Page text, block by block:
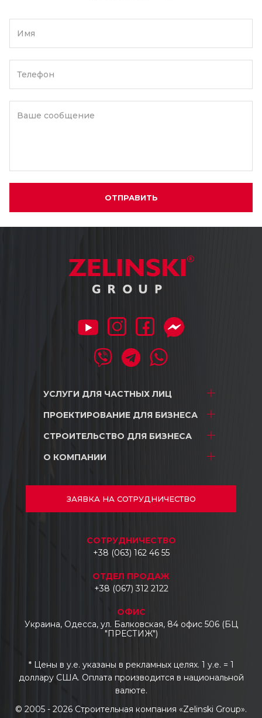
Имя
Телефон
Ваше сообщение
ОТПРАВИТЬ
УСЛУГИ ДЛЯ ЧАСТНЫХ ЛИЦ
Проектирование
Дизайн интерьера
ПРОЕКТИРОВАНИЕ ДЛЯ БИЗНЕСА
ТРЦ и Магазины
Складские комплексы
Автосалоны
Отели и гостиницы
СТРОИТЕЛЬСТВО ДЛЯ БИЗНЕСА
ТРЦ и Магазины
Укладка тротуарной плитки, бордюров и
Промышленный демонтаж
Промышленные топпинговые полы
металлоконструкций
О КОМПАНИИ
Проекты
Документы
ЗАЯВКА НА СОТРУДНИЧЕСТВО
СОТРУДНИЧЕСТВО
+38 (063) 162 46 55
ОТДЕЛ ПРОДАЖ
+38 (067) 312 2122
ОФИС
Украина, Одесса, ул. Балковская, 84 офис 506 (БЦ
"ПРЕСТИЖ")
* Цены в у.е. указаны в рекламных целях. 1 у.е. = 1
доллару США. Оплата производится в национальной
валюте.
© 2005 - 2026 Строительная компания «Zelinski Group».